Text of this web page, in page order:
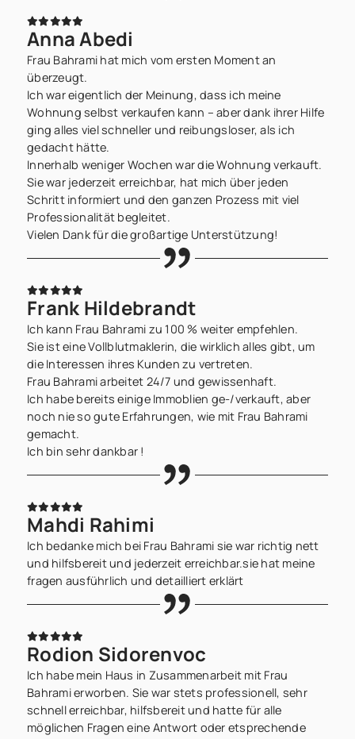
Anna Abedi
Frau Bahrami hat mich vom ersten Moment an
überzeugt.
Ich war eigentlich der Meinung, dass ich meine
Wohnung selbst verkaufen kann – aber dank ihrer Hilfe
ging alles viel schneller und reibungsloser, als ich
gedacht hätte.
Innerhalb weniger Wochen war die Wohnung verkauft.
Sie war jederzeit erreichbar, hat mich über jeden
Schritt informiert und den ganzen Prozess mit viel
Professionalität begleitet.
Vielen Dank für die großartige Unterstützung!
Frank Hildebrandt
Ich kann Frau Bahrami zu 100 % weiter empfehlen.
Sie ist eine Vollblutmaklerin, die wirklich alles gibt, um
die Interessen ihres Kunden zu vertreten.
Frau Bahrami arbeitet 24/7 und gewissenhaft.
Ich habe bereits einige Immoblien ge-/verkauft, aber
noch nie so gute Erfahrungen, wie mit Frau Bahrami
gemacht.
Ich bin sehr dankbar !
Mahdi Rahimi
Ich bedanke mich bei Frau Bahrami sie war richtig nett
und hilfsbereit und jederzeit erreichbar.sie hat meine
fragen ausführlich und detailliert erklärt
Rodion Sidorenvoc
Ich habe mein Haus in Zusammenarbeit mit Frau
Bahrami erworben. Sie war stets professionell, sehr
schnell erreichbar, hilfsbereit und hatte für alle
möglichen Fragen eine Antwort oder etsprechende